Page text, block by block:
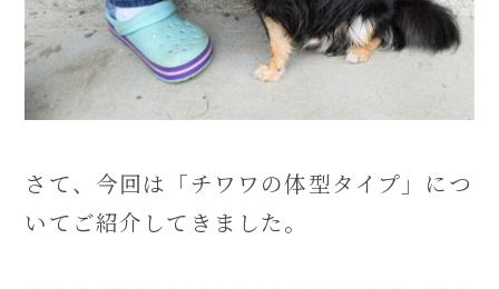
さて、今回は「チワワの体型タイプ」につ
いてご紹介してきました。